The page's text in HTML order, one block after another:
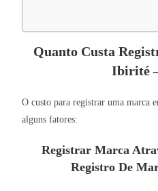
Quanto Custa
Ibirité
O custo para registrar uma marca
alguns fatores:
Registrar Marca
Registro De